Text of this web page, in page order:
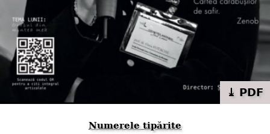
⤓ PDF
Numerele tipărite